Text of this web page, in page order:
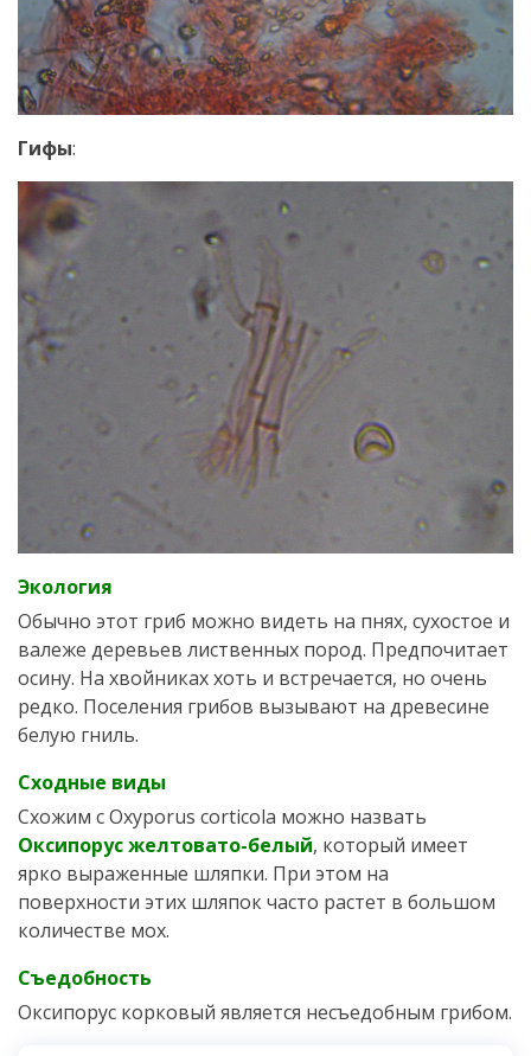
Гифы:
Экология
Обычно этот гриб можно видеть на пнях, сухостое и
валеже деревьев лиственных пород. Предпочитает
осину. На хвойниках хоть и встречается, но очень
редко. Поселения грибов вызывают на древесине
белую гниль.
Сходные виды
Схожим с Oxyporus corticola можно назвать
Оксипорус желтовато-белый, который имеет
ярко выраженные шляпки. При этом на
поверхности этих шляпок часто растет в большом
количестве мох.
Съедобность
Оксипорус корковый является несъедобным грибом.